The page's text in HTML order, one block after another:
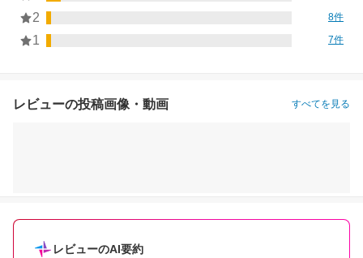
2 8件
1 7件
レビューの投稿画像・動画 すべてを見る
レビューのAI要約